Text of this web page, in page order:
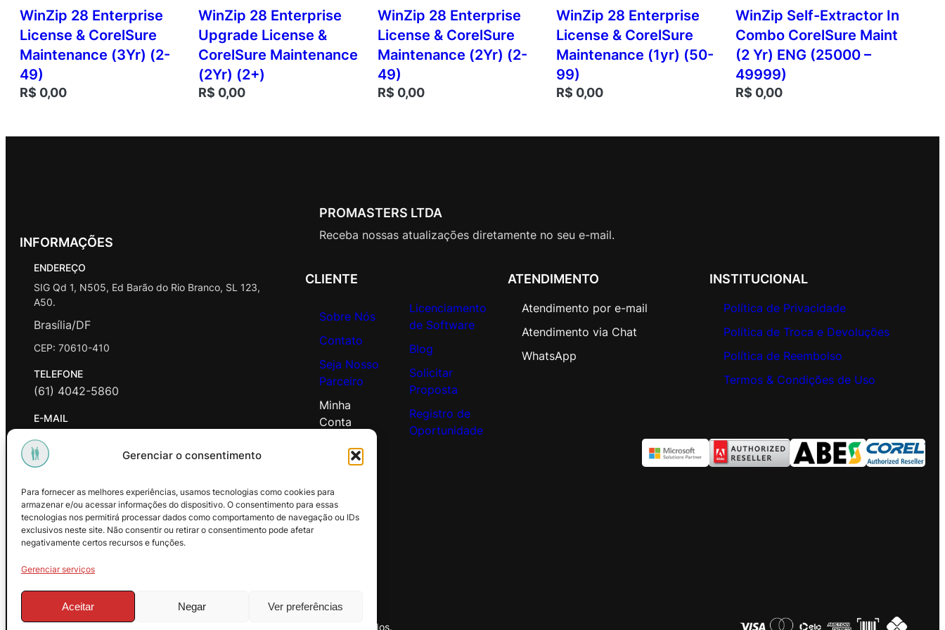
Gerenciar o consentimento
Para fornecer as melhores experiências, usamos tecnologias como cookies para
armazenar e/ou acessar informações do dispositivo. O consentimento para essas
tecnologias nos permitirá processar dados como comportamento de navegação ou IDs
exclusivos neste site. Não consentir ou retirar o consentimento pode afetar
negativamente certos recursos e funções.
Gerenciar serviços
Aceitar Negar Ver preferências
WinZip 28 Enterprise
License & CorelSure
Maintenance (3Yr) (2-
49)
R$ 0,00
WinZip 28 Enterprise
Upgrade License &
CorelSure Maintenance
(2Yr) (2+)
R$ 0,00
WinZip 28 Enterprise
License & CorelSure
Maintenance (2Yr) (2-
49)
R$ 0,00
WinZip 28 Enterprise
License & CorelSure
Maintenance (1yr) (50-
99)
R$ 0,00
WinZip Self-Extractor In
Combo CorelSure Maint
(2 Yr) ENG (25000 –
49999)
R$ 0,00
INFORMAÇÕES
ENDEREÇO
SIG Qd 1, N505, Ed Barão do Rio Branco, SL 123,
A50.
Brasília/DF
CEP: 70610-410
TELEFONE
(61) 4042-5860
E-MAIL
contato@promasters.net.br
HORÁRIO DE ATENDIMENTO
Facebook Instagram Youtube
PROMASTERS LTDA
Receba nossas atualizações diretamente no seu e-mail.
CLIENTE
Sobre Nós
Contato
Seja Nosso
Parceiro
Minha
Conta
Licenciamento
de Software
Blog
Solicitar
Proposta
Registro de
Oportunidade
ATENDIMENTO
Atendimento por e-mail
Atendimento via Chat
WhatsApp
INSTITUCIONAL
Política de Privacidade
Política de Troca e Devoluções
Política de Reembolso
Termos & Condições de Uso
© 2025 – ProMasters. CNPJ: 18.269.230/0001-16. Todos os direitos reservados.